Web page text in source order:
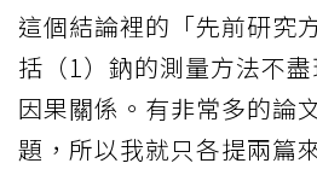
這個結論裡的「先前研究
括（1）鈉的測量方法不
因果關係。有非常多的論
題，所以我就只各提兩篇